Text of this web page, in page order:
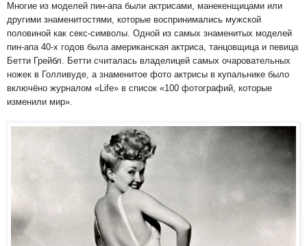
Многие из моделей пин-апа были актрисами, манекенщицами или
другими знаменитостями, которые воспринимались мужской
половиной как секс-символы. Одной из самых знаменитых моделей
пин-апа 40-х годов была американская актриса, танцовщица и певица
Бетти Грейбл. Бетти считалась владелицей самых очаровательных
ножек в Голливуде, а знаменитое фото актрисы в купальнике было
включёно журналом «Life» в список «100 фотографий, которые
изменили мир».